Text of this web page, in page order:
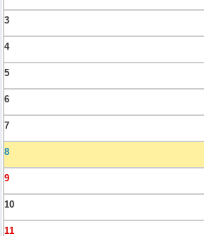
3
4
5
6
7
8
9
10
11